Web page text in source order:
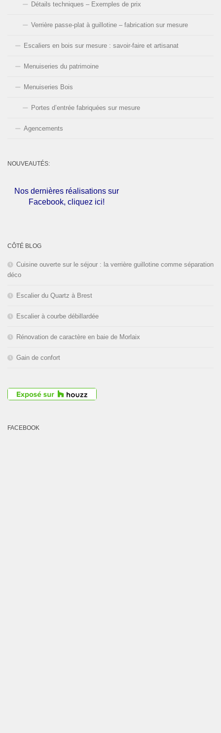
Détails techniques – Exemples de prix
Verrière passe-plat à guillotine – fabrication sur mesure
Escaliers en bois sur mesure : savoir-faire et artisanat
Menuiseries du patrimoine
Menuiseries Bois
Portes d’entrée fabriquées sur mesure
Agencements
NOUVEAUTÉS:
Nos dernières réalisations sur
Facebook, cliquez ici!
congés d'été du
CÔTÉ BLOG
Cuisine ouverte sur le séjour : la verrière guillotine comme séparation
déco
Escalier du Quartz à Brest
Escalier à courbe débillardée
Rénovation de caractère en baie de Morlaix
Gain de confort
FACEBOOK